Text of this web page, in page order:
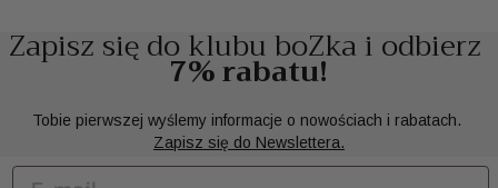
Zapisz się do klubu boZka i odbierz
7% rabatu!
Tobie pierwszej wyślemy informacje o nowościach i rabatach.
Zapisz się do Newslettera.